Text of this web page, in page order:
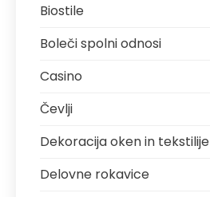
Biostile
Boleči spolni odnosi
Casino
Čevlji
Dekoracija oken in tekstilije
Delovne rokavice